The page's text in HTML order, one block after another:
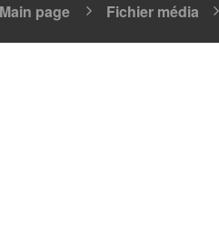
Main page Fichier média